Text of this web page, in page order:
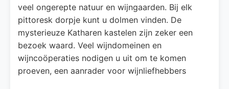
veel ongerepte natuur en wijngaarden. Bij elk
pittoresk dorpje kunt u dolmen vinden. De
mysterieuze Katharen kastelen zijn zeker een
bezoek waard. Veel wijndomeinen en
wijncoöperaties nodigen u uit om te komen
proeven, een aanrader voor wijnliefhebbers